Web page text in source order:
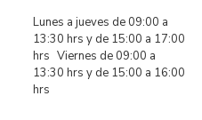
Lunes a jueves de 09:00 a
13:30 hrs y de 15:00 a 17:00
hrs Viernes de 09:00 a
13:30 hrs y de 15:00 a 16:00
hrs